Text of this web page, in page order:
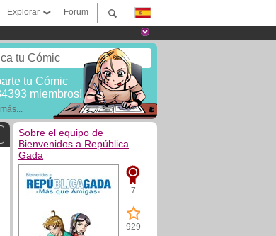
Forum
Explorar
tu Cómic
tu Cómic
miembros!
Sobre el equipo de
Bienvenidos a República
Gada
7
929